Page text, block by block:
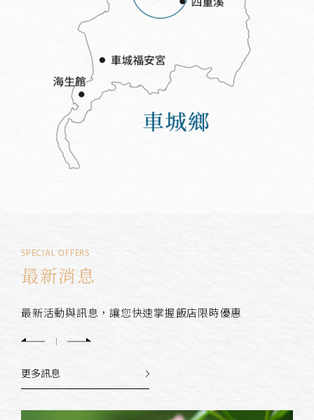
SPECIAL OFFERS
最新消息
最新活動與訊息，讓您快速掌握飯店限時優惠
更多訊息